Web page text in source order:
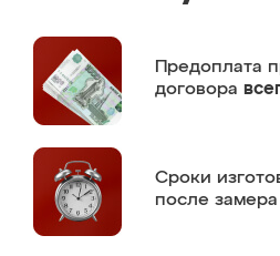
Предоплата
договора
Сроки
после замера